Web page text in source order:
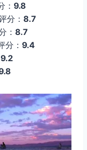
： 9.8
分： 8.7
： 8.7
分： 9.4
9.2